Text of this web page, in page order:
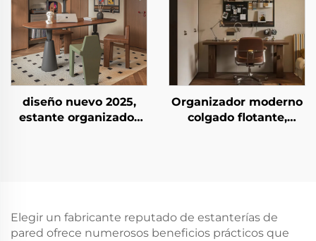
estar, duradero y de
gran capacidad
diseño nuevo 2025,
estante organizador
Organizador moderno
colgado flotante,
Elegir un fabricante reputado de estanterías de
pared ofrece numerosos beneficios prácticos que